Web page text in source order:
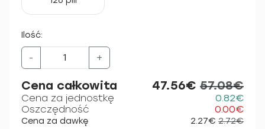
Ilość:
- +
Cena całkowita 47.56€ 57.08€
Cena za jednostkę
0.82€
Oszczędność
0.00€
Cena za dawkę 2.27€ 2.72€